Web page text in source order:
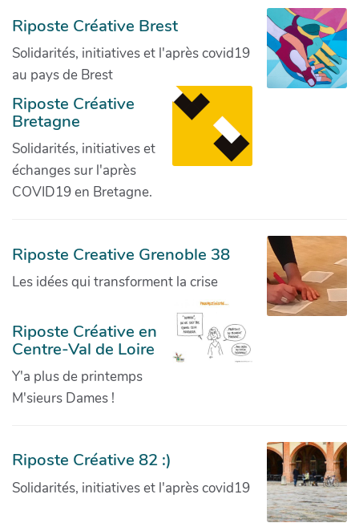
Riposte Créative Brest
Solidarités, initiatives et l'après covid19
au pays de Brest
Riposte Créative
Bretagne
Solidarités, initiatives et
échanges sur l'après
COVID19 en Bretagne.
Riposte Creative Grenoble 38
Les idées qui transforment la crise
Riposte Créative en
Centre-Val de Loire
Y'a plus de printemps
M'sieurs Dames !
Riposte Créative 82 :)
Solidarités, initiatives et l'après covid19